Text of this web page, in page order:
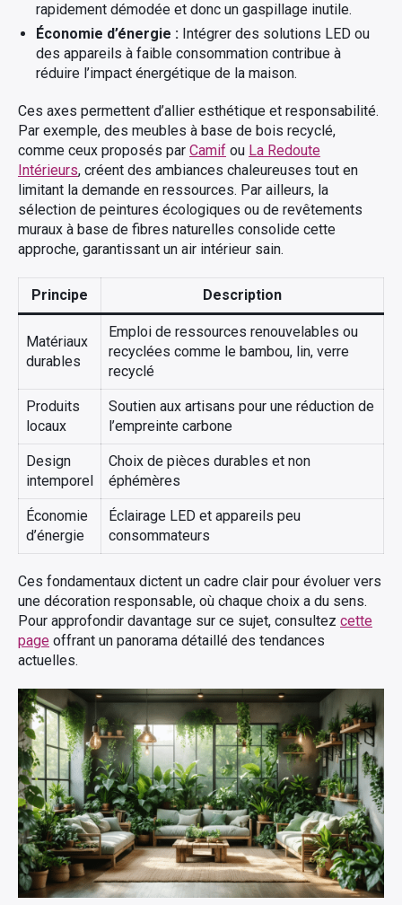
rapidement démodée et donc un gaspillage inutile.
Économie d’énergie : Intégrer des solutions LED ou
des appareils à faible consommation contribue à
réduire l’impact énergétique de la maison.
Ces axes permettent d’allier esthétique et responsabilité.
Par exemple, des meubles à base de bois recyclé,
comme ceux proposés par Camif ou La Redoute
Intérieurs, créent des ambiances chaleureuses tout en
limitant la demande en ressources. Par ailleurs, la
sélection de peintures écologiques ou de revêtements
muraux à base de fibres naturelles consolide cette
approche, garantissant un air intérieur sain.
Principe Description
Matériaux
durables
Emploi de ressources renouvelables ou
recyclées comme le bambou, lin, verre
recyclé
Produits
locaux
Soutien aux artisans pour une réduction de
l’empreinte carbone
Design
intemporel
Choix de pièces durables et non
éphémères
Économie
d’énergie
Éclairage LED et appareils peu
consommateurs
Ces fondamentaux dictent un cadre clair pour évoluer vers
une décoration responsable, où chaque choix a du sens.
Pour approfondir davantage sur ce sujet, consultez cette
page offrant un panorama détaillé des tendances
actuelles.